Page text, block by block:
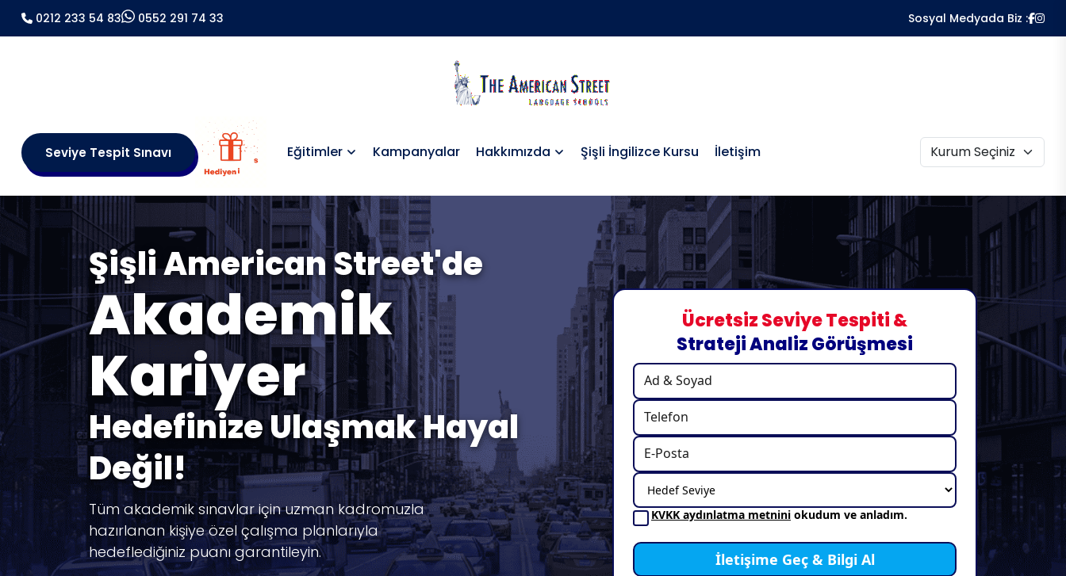
0212 233 54 83 0552 291 74 33 Sosyal Medyada Biz :
Seviye Tespit Sınavı Eğitimler Kampanyalar Hakkımızda Şişli İngilizce Kursu İletişim
Şişli American Street'de
Akademik
Kariyer
Hedefinize Ulaşmak Hayal
Değil!
Tüm akademik sınavlar için uzman kadromuzla
hazırlanan kişiye özel çalışma planlarıyla
hedeflediğiniz puanı garantileyin.
Ücretsiz Seviye Tespiti &
Strateji Analiz Görüşmesi
KVKK aydınlatma metnini okudum ve anladım.
İletişime Geç & Bilgi Al